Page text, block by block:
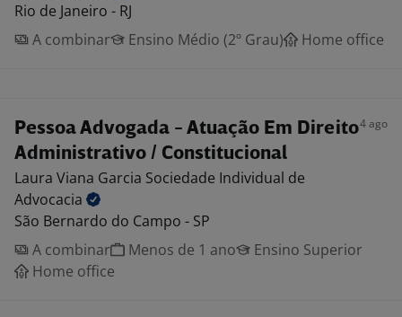
Rio de Janeiro - RJ
A combinar
Ensino Médio (2º Grau) Home office
Pessoa Advogada - Atuação Em Direito
Administrativo / Constitucional
4 ago
Laura Viana Garcia Sociedade Individual de
Advocacia
São Bernardo do Campo - SP
A combinar
Menos de 1 ano
Ensino Superior
Home office